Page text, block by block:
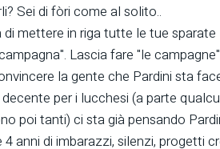
Sei di fòri come al solito..
di mettere in riga tutte le tue sparate
Lascia fare "le
la gente che Pardini sta
per i lucchesi (a parte
poi tanti) ci sta già pensando
anni di imbarazzi, silenzi, progetti